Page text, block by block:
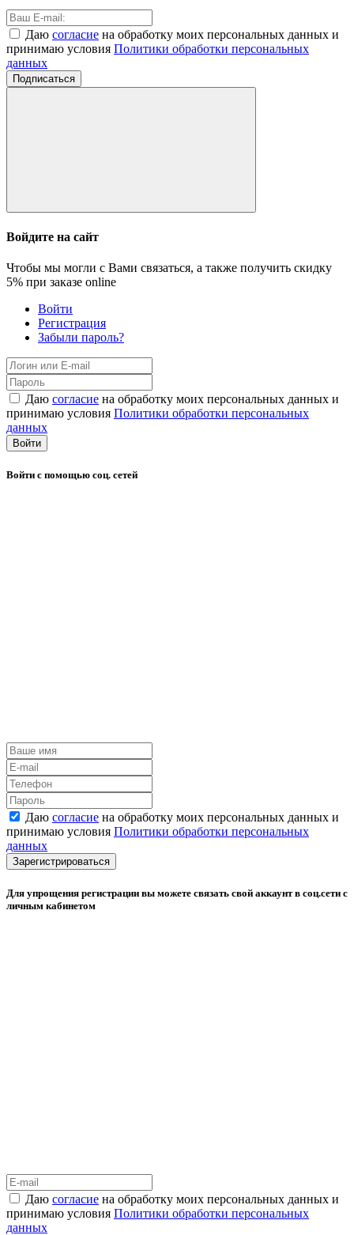
Даю согласие на обработку моих персональных данных и
принимаю условия Политики обработки персональных
данных
Подписаться
Войдите на сайт
Чтобы мы могли с Вами связаться, а также получить скидку
5% при заказе online
Войти
Регистрация
Забыли пароль?
Даю согласие на обработку моих персональных данных и
принимаю условия Политики обработки персональных
данных
Войти
Войти с помощью соц. сетей
Даю согласие на обработку моих персональных данных и
принимаю условия Политики обработки персональных
данных
Зарегистрироваться
Для упрощения регистрации вы можете связать свой аккаунт в соц.сети с
личным кабинетом
Даю согласие на обработку моих персональных данных и
принимаю условия Политики обработки персональных
данных